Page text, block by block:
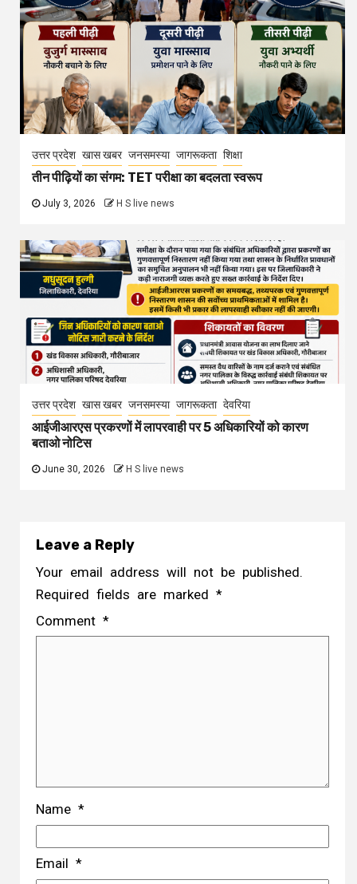
उत्तर प्रदेश खास खबर जनसमस्या जागरूकता शिक्षा
तीन पीढ़ियों का संगम: TET परीक्षा का बदलता स्वरूप
July 3, 2026 H S live news
उत्तर प्रदेश खास खबर जनसमस्या जागरूकता देवरिया
आईजीआरएस प्रकरणों में लापरवाही पर 5 अधिकारियों को कारण
बताओ नोटिस
June 30, 2026 H S live news
Leave a Reply
Your email address will not be published.
Required fields are marked *
Comment *
Name *
Email *